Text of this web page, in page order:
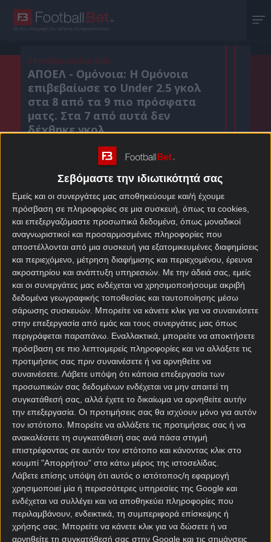
Σεβόμαστε την ιδιωτικότητά σας
Εμείς και οι συνεργάτες μας αποθηκεύουμε και/ή έχουμε
πρόσβαση σε πληροφορίες σε μια συσκευή, όπως τα cookies,
και επεξεργαζόμαστε προσωπικά δεδομένα, όπως μοναδικοί
αναγνωριστικοί και προσαρμοσμένες πληροφορίες που
αποστέλλονται από μια συσκευή για εξατομικευμένες διαφημίσεις
και περιεχόμενο, μέτρηση διαφήμισης και περιεχομένου, έρευνα
ακροατηρίου και ανάπτυξη υπηρεσιών. Με την άδειά σας, εμείς
και οι συνεργάτες μας ενδέχεται να χρησιμοποιήσουμε ακριβή
δεδομένα γεωγραφικής τοποθεσίας και ταυτοποίησης μέσω
σάρωσης συσκευών. Μπορείτε να κάνετε κλικ για να συναινέσετε
στην επεξεργασία από εμάς και τους συνεργάτες μας όπως
περιγράφεται παραπάνω. Εναλλακτικά, μπορείτε να αποκτήσετε
πρόσβαση σε πιο λεπτομερείς πληροφορίες και να αλλάξετε τις
προτιμήσεις σας πριν συναινέσετε ή να αρνηθείτε να
συναινέσετε. Λάβετε υπόψη ότι κάποια επεξεργασία των
προσωπικών σας δεδομένων ενδέχεται να μην απαιτεί τη
συγκατάθεσή σας, αλλά έχετε το δικαίωμα να αρνηθείτε αυτήν
την επεξεργασία. Οι προτιμήσεις σας θα ισχύουν μόνο για αυτόν
τον ιστότοπο. Μπορείτε να αλλάξετε τις προτιμήσεις σας ή να
ανακαλέσετε τη συγκατάθεσή σας ανά πάσα στιγμή
επιστρέφοντας σε αυτόν τον ιστότοπο και κάνοντας κλικ στο
κουμπί "Απορρήτου" στο κάτω μέρος της ιστοσελίδας.
Λάβετε επίσης υπόψη ότι αυτός ο ιστότοπος/η εφαρμογή
χρησιμοποιεί μία ή περισσότερες υπηρεσίες της Google και
ενδέχεται να συλλέγει και να αποθηκεύει πληροφορίες που
περιλαμβάνουν, ενδεικτικά, τη συμπεριφορά επίσκεψης ή
χρήσης σας. Μπορείτε να κάνετε κλικ για να δώσετε ή να
αρνηθείτε τη συγκατάθεσή σας στην Google και τις σημάνσεις
Με την υπογραφή του Χρήστου Σωτηρακόπουλου
24 Φεβρουαρίου 2021
ΑΠΟΕΛ - Ομόνοια: Η Ομόνοια
επιβεβαίωσε το Under 2.5 γκολ
στα 8 από τα 9 πιο πρόσφατα
ματς. Στα 7 από αυτά δεν
δέχθηκε γκολ.
Κοιν. :
Πρόσθεσε το Footballbet.gr στην Google
ΣΤΟΙΧΗΜΑΤΙΚΕΣ ΠΡΟΣΦΟΡΕΣ *
Αρχική Σελίδα
Χρήστος Σωτηρακόπουλος
Προγνωστικά
Βαθμολογίες - Στατιστικά
Κουπόνι
Πρόγραμμα TV
Προσφορές*